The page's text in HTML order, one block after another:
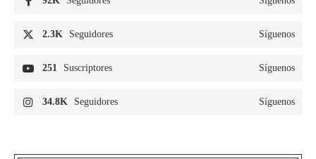
2.3K Seguidores Síguenos
251 Suscriptores Síguenos
34.8K Seguidores Síguenos